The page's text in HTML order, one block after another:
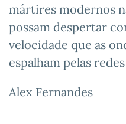
mártires modernos
possam despertar
velocidade que as
espalham pelas
Alex Fernandes